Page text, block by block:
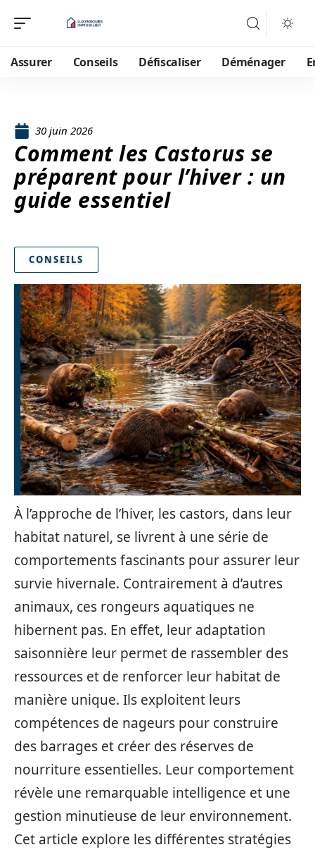
Assurer Conseils Défiscaliser Déménager
30 juin 2026
Comment les Castorus se
préparent pour l’hiver : un
guide essentiel
CONSEILS
À l’approche de l’hiver, les castors, dans leur
habitat naturel, se livrent à une série de
comportements fascinants pour assurer leur
survie hivernale. Contrairement à d’autres
animaux, ces rongeurs aquatiques ne
hibernent pas. En effet, leur adaptation
saisonnière leur permet de rassembler des
ressources et de renforcer leur habitat de
manière unique. Ils exploitent leurs
compétences de nageurs pour construire
des barrages et créer des réserves de
nourriture essentielles. Leur comportement
révèle une remarquable intelligence et une
gestion minutieuse de leur environnement.
Cet article explore les différentes stratégies